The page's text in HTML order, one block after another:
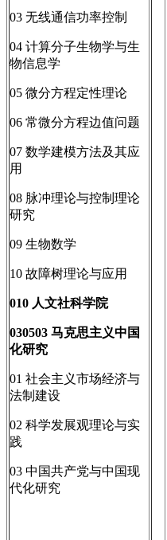
03 无线通信功率控制
04 计算分子生物学与生
物信息学
05 微分方程定性理论
06 常微分方程边值问题
07 数学建模方法及其应
用
08 脉冲理论与控制理论
研究
09 生物数学
10 故障树理论与应用
010 人文社科学院
030503 马克思主义中国
化研究
01 社会主义市场经济与
法制建设
02 科学发展观理论与实
践
03 中国共产党与中国现
代化研究